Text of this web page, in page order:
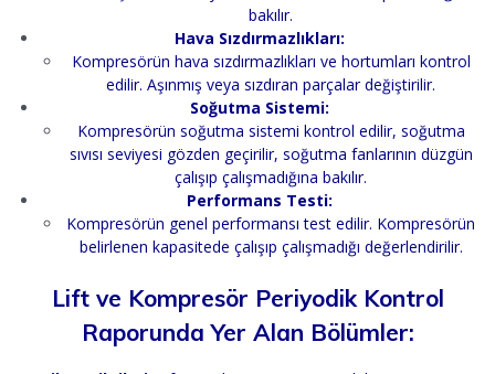
bakılır.
Hava Sızdırmazlıkları:
Kompresörün hava sızdırmazlıkları ve hortumları kontrol
edilir. Aşınmış veya sızdıran parçalar değiştirilir.
Soğutma Sistemi:
Kompresörün soğutma sistemi kontrol edilir, soğutma
sıvısı seviyesi gözden geçirilir, soğutma fanlarının düzgün
çalışıp çalışmadığına bakılır.
Performans Testi:
Kompresörün genel performansı test edilir. Kompresörün
belirlenen kapasitede çalışıp çalışmadığı değerlendirilir.
Lift ve Kompresör Periyodik Kontrol
Raporunda Yer Alan Bölümler: